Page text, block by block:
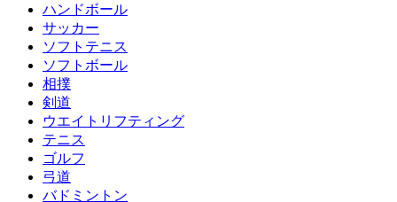
ハンドボール
サッカー
ソフトテニス
ソフトボール
相撲
剣道
ウエイトリフティング
テニス
ゴルフ
弓道
バドミントン